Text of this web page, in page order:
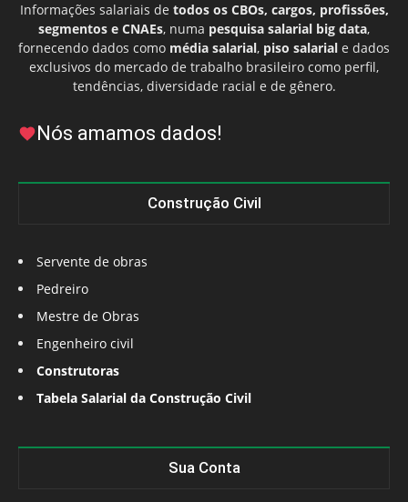
Informações salariais de todos os CBOs, cargos, profissões,
segmentos e CNAEs, numa pesquisa salarial big data,
fornecendo dados como média salarial, piso salarial e dados
exclusivos do mercado de trabalho brasileiro como perfil,
tendências, diversidade racial e de gênero.
Nós amamos dados!
Construção Civil
Servente de obras
Pedreiro
Mestre de Obras
Engenheiro civil
Construtoras
Tabela Salarial da Construção Civil
Sua Conta